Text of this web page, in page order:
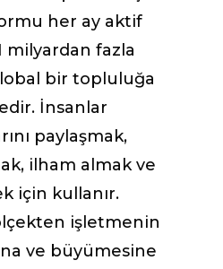
her ay aktif
milyardan fazla
bir topluluğa
İnsanlar
paylaşmak,
ilham almak ve
için kullanır.
işletmenin
ve büyümesine